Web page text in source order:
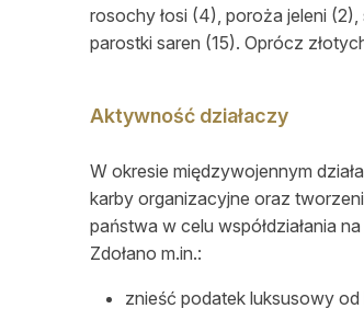
rosochy łosi (4), poroża jeleni
parostki saren (15). Oprócz
Aktywność działaczy
W okresie międzywojennym
karby organizacyjne oraz
państwa w celu współdziałania
Zdołano m.in.:
znieść podatek luksusowy od